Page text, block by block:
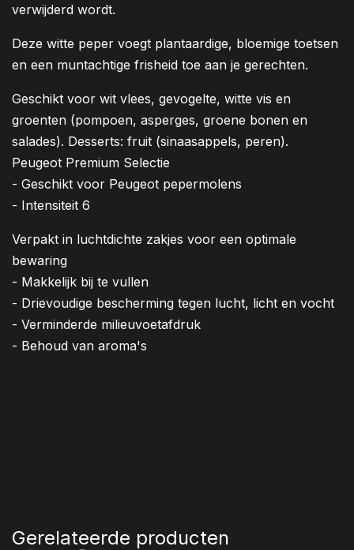
verwijderd wordt.
Deze witte peper voegt plantaardige, bloemige toetsen
en een muntachtige frisheid toe aan je gerechten.
Geschikt voor wit vlees, gevogelte, witte vis en
groenten (pompoen, asperges, groene bonen en
salades). Desserts: fruit (sinaasappels, peren).
Peugeot Premium Selectie
- Geschikt voor Peugeot pepermolens
- Intensiteit 6
Verpakt in luchtdichte zakjes voor een optimale
bewaring
- Makkelijk bij te vullen
- Drievoudige bescherming tegen lucht, licht en vocht
- Verminderde milieuvoetafdruk
- Behoud van aroma's
Gerelateerde producten